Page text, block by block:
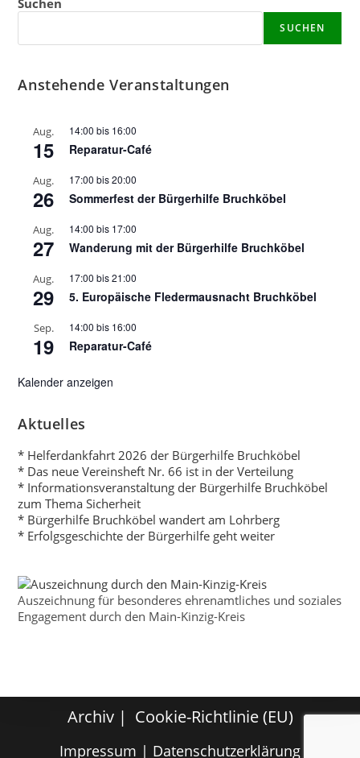
Suchen
SUCHEN
Anstehende Veranstaltungen
Aug.
15
14:00 bis 16:00
Reparatur-Café
Aug.
26
17:00 bis20:00
Sommerfest der Bürgerhilfe Bruchköbel
Aug.
27
14:00 bis 17:00
Wanderung mit der Bürgerhilfe Bruchköbel
Aug.
29
17:00 bis21:00
5. Europäische Fledermausnacht Bruchköbel
Sep.
19
14:00 bis 16:00
Reparatur-Café
Kalender anzeigen
Aktuelles
* Helferdankfahrt 2026 der Bürgerhilfe Bruchköbel
* Das neue Vereinsheft Nr. 66 ist in der Verteilung
* Informationsveranstaltung der Bürgerhilfe Bruchköbel
zum Thema Sicherheit
* Bürgerhilfe Bruchköbel wandert am Lohrberg
* Erfolgsgeschichte der Bürgerhilfe geht weiter
Auszeichnung für besonderes ehrenamtliches und soziales
Engagement durch den Main-Kinzig-Kreis
Archiv Cookie-Richtlinie (EU)
Impressum | Datenschutzerklärung